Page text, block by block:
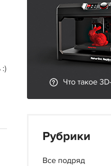
:)
Что такое
Рубрики
Все подряд